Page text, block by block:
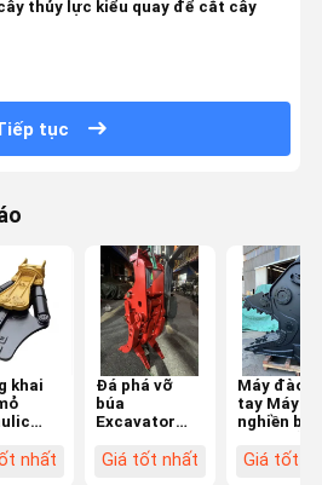
thủy lực kiểu quay để cắt cây
tục
khai
nhất
Đá phá vỡ
búa
Excavator
tông đá
Giá tốt nhất
Máy đào
tay Máy
nghiền bê
Máy bột
Giá tốt